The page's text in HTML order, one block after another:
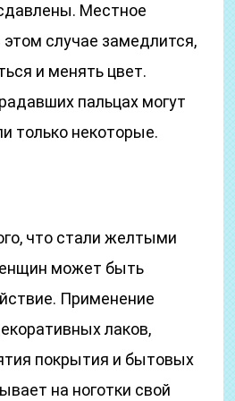
Местное
случае замедлится,
и менять цвет.
пальцах могут
только некоторые.
что стали желтыми
может быть
Применение
лаков,
покрытия и бытовых
на ноготки свой